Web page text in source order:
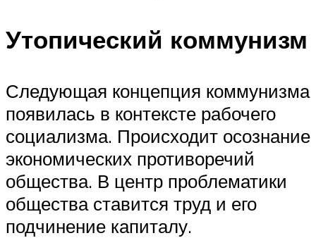
Утопический коммунизм
Следующая концепция коммунизма
появилась в контексте рабочего
социализма. Происходит осознание
экономических противоречий
общества. В центр проблематики
общества ставится труд и его
подчинение капиталу.